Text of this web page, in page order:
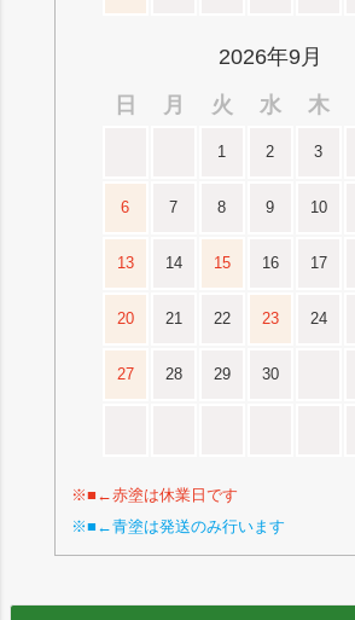
2026年9月
日
月 火 水 木
1 2 3
6 7 8 9 10
13 14 15 16 17
20 21 22 23 24
27 28 29 30
※■←赤塗は休業日です
※■←青塗は発送のみ行います